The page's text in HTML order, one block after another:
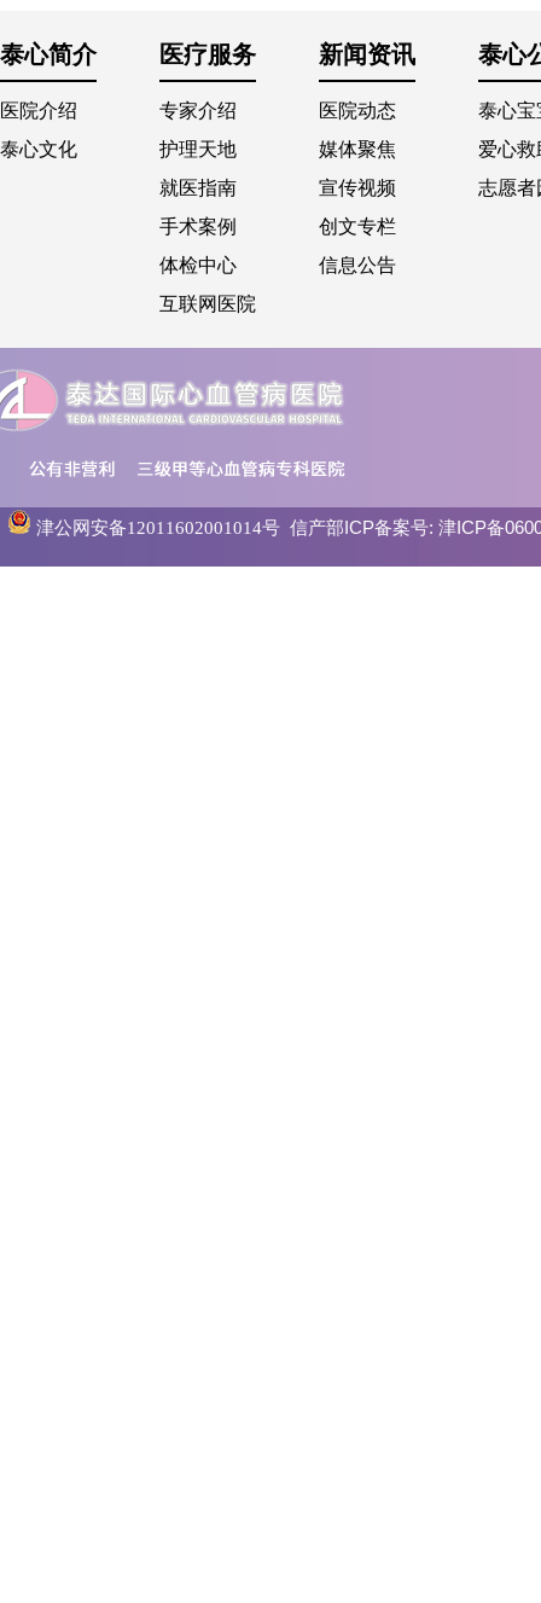
泰心简介 医疗服务 新闻资讯 泰心
医院介绍
泰心文化
专家介绍
护理天地
就医指南
手术案例
体检中心
互联网医院
医院动态
媒体聚焦
宣传视频
创文专栏
信息公告
泰心宝
爱心
志愿者
津公网安备12011602001014号信产部ICP备案号: 津ICP备